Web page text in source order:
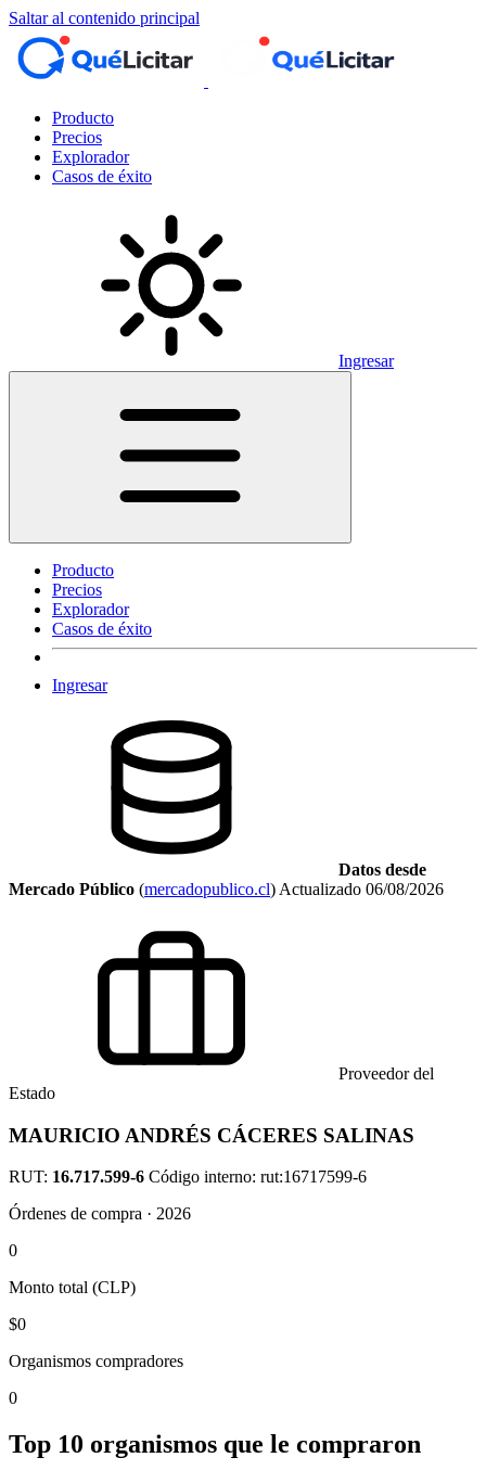
Saltar al contenido principal
Producto
Precios
Explorador
Casos de éxito
Ingresar
Producto
Precios
Explorador
Casos de éxito
Ingresar
Datos desde
Mercado Público (mercadopublico.cl) Actualizado 06/08/2026
Proveedor del
Estado
MAURICIO ANDRÉS CÁCERES SALINAS
RUT: 16.717.599-6 Código interno: rut:16717599-6
Órdenes de compra · 2026
0
Monto total (CLP)
$0
Organismos compradores
0
Top 10 organismos que le compraron